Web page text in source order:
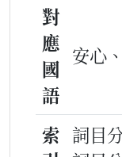
對
應
國
語
安心
索 詞目